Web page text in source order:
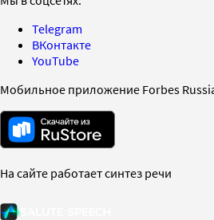
Telegram
ВКонтакте
YouTube
Мобильное приложение Forbes
На сайте работает синтез речи